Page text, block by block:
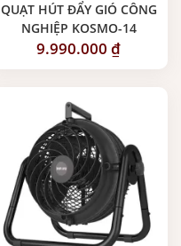
QUẠT HÚT ĐẨY GIÓ CÔNG
NGHIỆP KOSMO-14
9.990.000 ₫